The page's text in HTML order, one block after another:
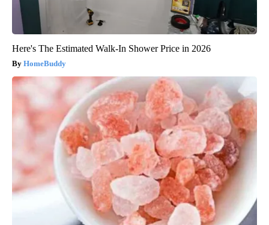
Here's The Estimated Walk-In Shower Price in 2026
HomeBuddy